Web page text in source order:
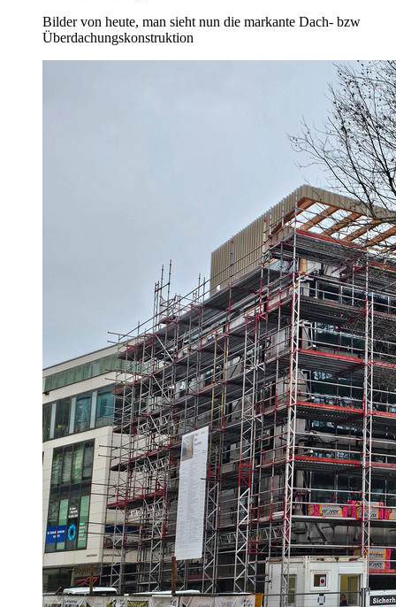
Bilder von heute, man sieht nun die markante Dach- bzw
Überdachungskonstruktion